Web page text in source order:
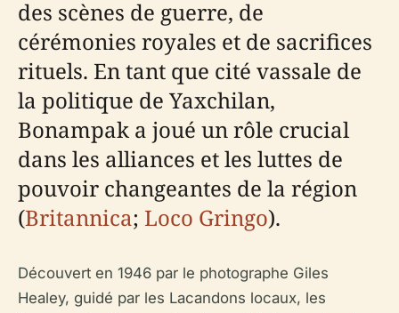
des scènes de guerre, de
cérémonies royales et de sacrifices
rituels. En tant que cité vassale de
la politique de Yaxchilan,
Bonampak a joué un rôle crucial
dans les alliances et les luttes de
pouvoir changeantes de la région
(Britannica; Loco Gringo).
Découvert en 1946 par le photographe Giles
Healey, guidé par les Lacandons locaux, les